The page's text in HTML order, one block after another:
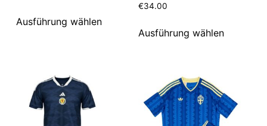
Ausführung wählen
€34.00
Ausführung wählen